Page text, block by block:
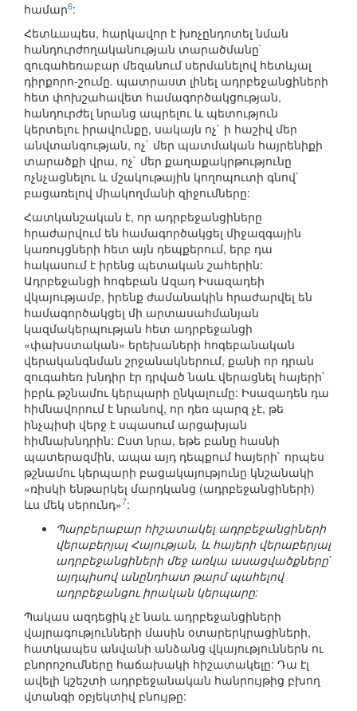
համար6:
Հետևապես, հարկավոր է խոչընդոտել նման
հանդուրժողականության տարածմանը`
զուգահեռաբար մեզանում սերմանելով հետևյալ
դիրքորո-շումը. պատրաստ լինել ադրբեջանցիների
հետ փոխշահավետ համագործակցության,
հանդուրժել նրանց ապրելու և պետություն
կերտելու իրավունքը, սակայն ոչ` ի հաշիվ մեր
անվտանգության, ոչ` մեր պատմական հայրենիքի
տարածքի վրա, ոչ` մեր քաղաքակրթությունը
ոչնչացնելու և մշակութային կողոպուտի գնով`
բացառելով միակողմանի զիջումները:
Հատկանշական է, որ ադրբեջանցիները
հրաժարվում են համագործակցել միջազգային
կառույցների հետ այն դեպքերում, երբ դա
հակասում է իրենց պետական շահերին:
Ադրբեջանցի հոգեբան Ազադ Իսազադեի
վկայությամբ, իրենք ժամանակին հրաժարվել են
համագործակցել մի արտասահմանյան
կազմակերպության հետ ադրբեջանցի
«փախստական» երեխաների հոգեբանական
վերականգնման շրջանակներում, քանի որ դրան
զուգահեռ խնդիր էր դրված նաև վերացնել հայերի`
իբրև թշնամու կերպարի ընկալումը: Իսազադեն դա
հիմնավորում է նրանով, որ դեռ պարզ չէ, թե
ինչպիսի վերջ է սպասում արցախյան
հիմնախնդրին: Ըստ նրա, եթե բանը հասնի
պատերազմին, ապա այդ դեպքում հայերի` որպես
թշնամու կերպարի բացակայությունը կնշանակի
«ռիսկի ենթարկել մարդկանց (ադրբեջանցիների)
ևս մեկ սերունդ»7:
Պարբերաբար հիշատակել ադրբեջանցիների
վերաբերյալ Հայության, և հայերի վերաբերյալ
ադրբեջանցիների մեջ առկա ասացվածքները`
այդպիսով անընդհատ թարմ պահելով
ադրբեջանցու իրական կերպարը:
Պակաս ազդեցիկ չէ նաև ադրբեջանցիների
վայրագությունների մասին օտարերկրացիների,
հատկապես անվանի անձանց վկայություններն ու
բնորոշումները հաճախակի հիշատակելը: Դա էլ
ավելի կշեշտի ադրբեջանական հանրույթից բխող
վտանգի օբյեկտիվ բնույթը: